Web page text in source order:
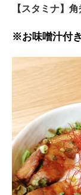
【スタミナ】
※お味噌汁付き